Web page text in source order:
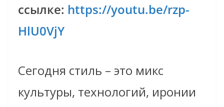
ссылке: https://youtu.be/rzp-
HlU0VjY
Сегодня стиль – это микс
культуры, технологий, иронии